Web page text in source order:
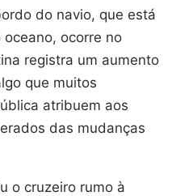
do navio, que está
ocorre no
registra um aumento
que muitos
atribuem aos
das mudanças
o cruzeiro rumo à